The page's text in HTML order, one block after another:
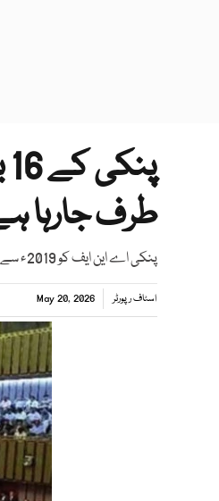
طرف جارہا
پنکی اے این ایف کو 2019ء سے مطلوب تھی تو اسے گرفتار کیوں نہیں کیا گیا؟ سینیٹر سیف اللہ ابڑو
اسٹاف رپورٹر May 20, 2026